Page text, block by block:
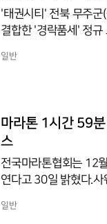
'태권시티' 전북 무주군
결합한 '경락품세' 정규
이 안 들어가는 듯 보
손끝에 기운을 싣고
일반
마라톤 1시간 59
스
전국마라톤협회는 12
연다고 30일 밝혔다.
단일 종목으로 하루 1
일반